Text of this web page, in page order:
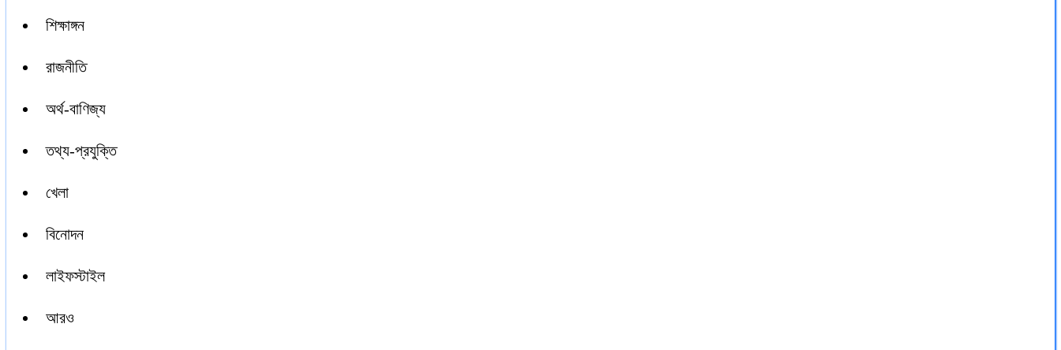
শিক্ষাঙ্গন
রাজনীতি
অর্থ-বাণিজ্য
তথ্য-প্রযুক্তি
খেলা
বিনোদন
লাইফস্টাইল
আরও